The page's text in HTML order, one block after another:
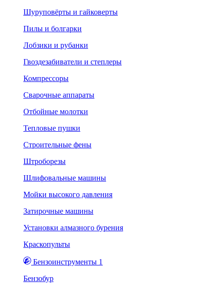
Шуруповёрты и гайковерты
Пилы и болгарки
Лобзики и рубанки
Гвоздезабиватели и степлеры
Компрессоры
Сварочные аппараты
Отбойные молотки
Тепловые пушки
Строительные фены
Штроборезы
Шлифовальные машины
Мойки высокого давления
Затирочные машины
Установки алмазного бурения
Краскопульты
Бензоинструменты 1
Бензобур